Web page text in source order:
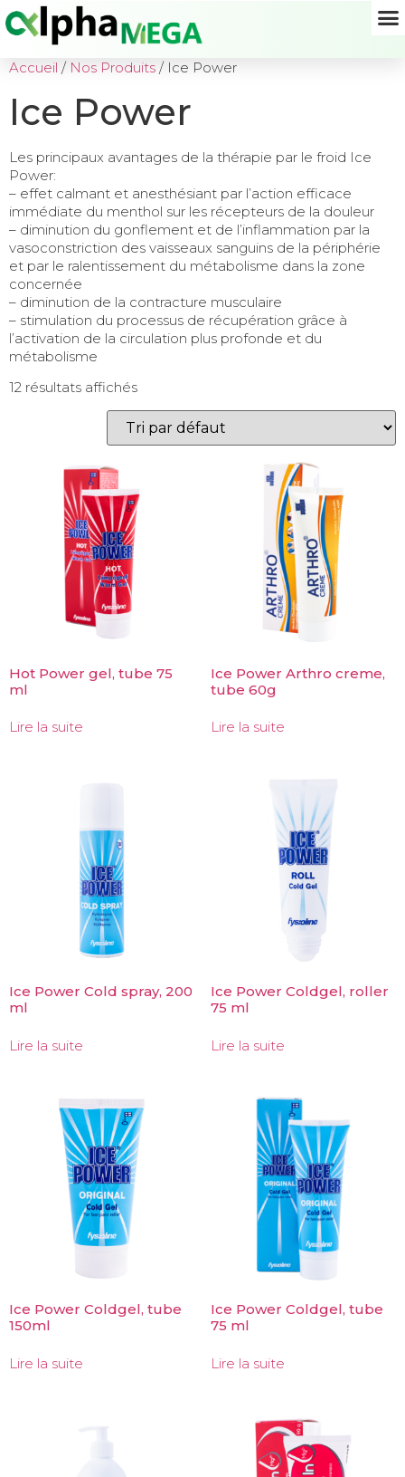
Accueil / Nos Produits / Ice Power
Ice Power
Les principaux avantages de la thérapie par le froid Ice
Power:
– effet calmant et anesthésiant par l’action efficace
immédiate du menthol sur les récepteurs de la douleur
– diminution du gonflement et de l’inflammation par la
vasoconstriction des vaisseaux sanguins de la périphérie
et par le ralentissement du métabolisme dans la zone
concernée
– diminution de la contracture musculaire
– stimulation du processus de récupération grâce à
l’activation de la circulation plus profonde et du
métabolisme
12 résultats affichés
Hot Power gel, tube 75
ml
Lire la suite
Ice Power Arthro creme,
tube 60g
Lire la suite
Ice Power Cold spray, 200
ml
Lire la suite
Ice Power Coldgel, roller
75 ml
Lire la suite
Ice Power Coldgel, tube
150ml
Lire la suite
Ice Power Coldgel, tube
75 ml
Lire la suite